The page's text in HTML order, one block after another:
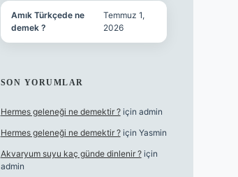
Amık Türkçede ne
demek ?
Temmuz 1,
2026
SON YORUMLAR
Hermes geleneği ne demektir ?için admin
Hermes geleneği ne demektir ?için Yasmin
Akvaryum suyu kaç günde dinlenir ?için
admin